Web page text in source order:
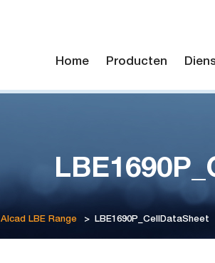
Home Producten
Alcad LBE Range > LBE1690P_CellDataSheet